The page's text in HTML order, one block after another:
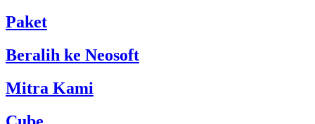
Paket
Beralih ke Neosoft
Mitra Kami